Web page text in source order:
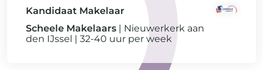
Kandidaat Makelaar
Scheele Makelaars
Nieuwerkerk aan
den IJssel
32-40 uur per week